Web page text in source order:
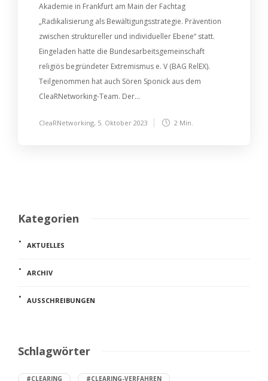
Akademie in Frankfurt am Main der Fachtag
„Radikalisierung als Bewältigungsstrategie. Prävention
zwischen struktureller und individueller Ebene“ statt.
Eingeladen hatte die Bundesarbeitsgemeinschaft
religiös begründeter Extremismus e. V (BAG RelEX).
Teilgenommen hat auch Sören Sponick aus dem
CleaRNetworking-Team. Der...
CleaRNetworking, 5. Oktober 2023 2 Min.
Kategorien
AKTUELLES
ARCHIV
AUSSCHREIBUNGEN
Schlagwörter
#CLEARING #CLEARING-VERFAHREN